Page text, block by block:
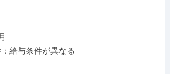
給与条件が異なる